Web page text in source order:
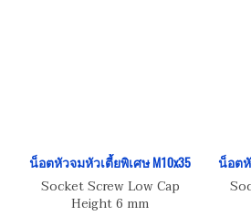
น็อตหัวจมหัวเตี้ยพิเศษ M10x35
Socket Screw Low Cap
Height 6 mm
น็อตหั